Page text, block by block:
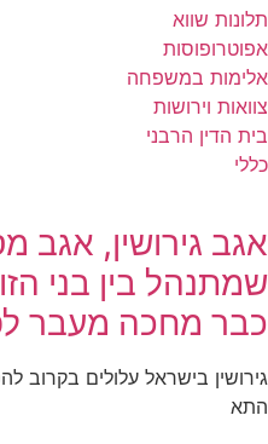
תלונות שווא
אפוטרופוסות
אלימות במשפחה
צוואות וירושות
בית הדין הרבני
כללי
אגב גירושין,
שמתנהל בין בני
כבר מחכה מעבר
גירושין בישראל עלולים בקרוב
התא